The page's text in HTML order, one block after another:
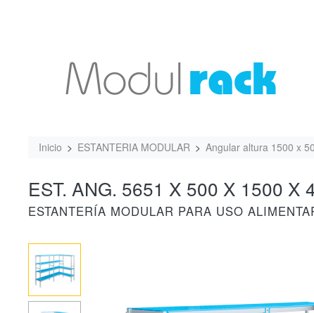
Inicio ESTANTERIA MODULAR Angular altura 1500 x
EST. ANG. 5651 X 500 X 1500 X
ESTANTERÍA MODULAR PARA USO